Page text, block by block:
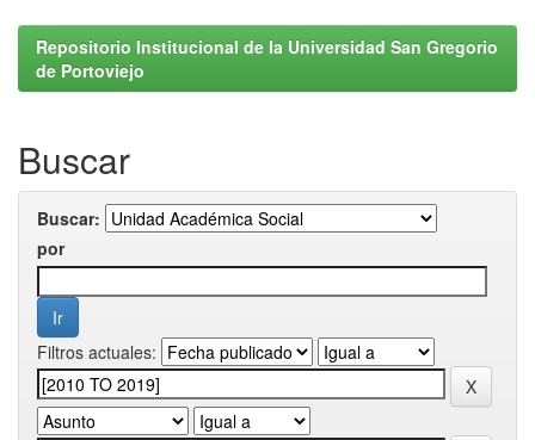
Repositorio Institucional de la Universidad San Gregorio
de Portoviejo
Buscar
Buscar:
por
Filtros actuales: